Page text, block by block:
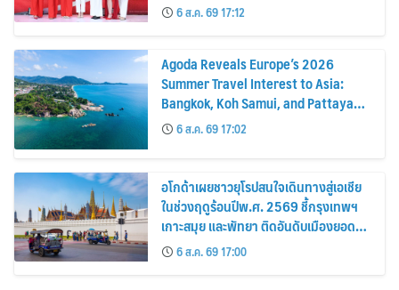
6 ส.ค. 69 17:12
Agoda Reveals Europe’s 2026
Summer Travel Interest to Asia:
Bangkok, Koh Samui, and Pattaya
Among the Top Cities
6 ส.ค. 69 17:02
อโกด้าเผยชาวยุโรปสนใจเดินทางสู่เอเชีย
ในช่วงฤดูร้อนปีพ.ศ. 2569 ชี้กรุงเทพฯ
เกาะสมุย และพัทยา ติดอันดับเมืองยอด
นิยม6 ส.ค. 69 17:00